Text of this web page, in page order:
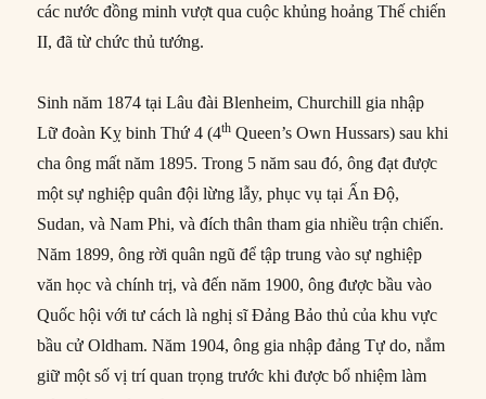
các nước đồng minh vượt qua cuộc khủng hoảng Thế chiến
II, đã từ chức thủ tướng.
Sinh năm 1874 tại Lâu đài Blenheim, Churchill gia nhập
Lữ đoàn Kỵ binh Thứ 4 (4th Queen’s Own Hussars) sau khi
cha ông mất năm 1895. Trong 5 năm sau đó, ông đạt được
một sự nghiệp quân đội lừng lẫy, phục vụ tại Ấn Độ,
Sudan, và Nam Phi, và đích thân tham gia nhiều trận chiến.
Năm 1899, ông rời quân ngũ để tập trung vào sự nghiệp
văn học và chính trị, và đến năm 1900, ông được bầu vào
Quốc hội với tư cách là nghị sĩ Đảng Bảo thủ của khu vực
bầu cử Oldham. Năm 1904, ông gia nhập đảng Tự do, nắm
giữ một số vị trí quan trọng trước khi được bổ nhiệm làm